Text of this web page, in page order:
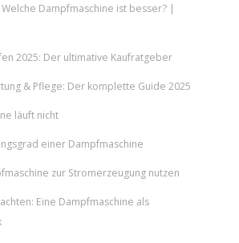
Welche Dampfmaschine ist besser? |
2025: Der ultimative Kaufratgeber
& Pflege: Der komplette Guide 2025
läuft nicht
einer Dampfmaschine
zur Stromerzeugung nutzen
Eine Dampfmaschine als